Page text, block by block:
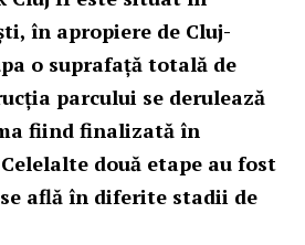
în apropiere de Cluj-
o suprafață totală de
parcului se derulează
fiind finalizată în
două etape au fost
află în diferite stadii de